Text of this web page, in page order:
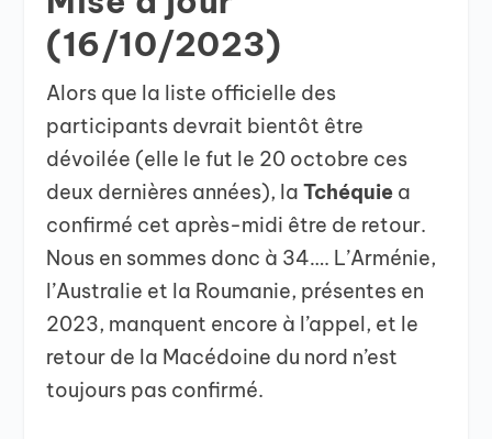
(16/10/2023)
Alors que la liste officielle des
participants devrait bientôt être
dévoilée (elle le fut le 20 octobre ces
deux dernières années), laTchéquie a
confirmé cet après-midi être de retour.
Nous en sommes donc à 34…. L’Arménie,
l’Australie et la Roumanie, présentes en
2023, manquent encore à l’appel, et le
retour de la Macédoine du nord n’est
toujours pas confirmé.